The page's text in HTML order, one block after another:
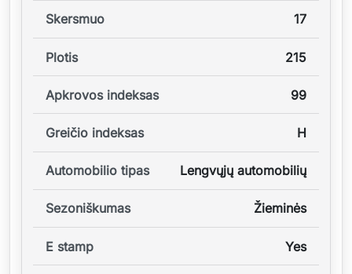
Skersmuo 17
Plotis 215
Apkrovos indeksas 99
Greičio indeksas H
Automobilio tipas Lengvųjų automobilių
Sezoniškumas Žieminės
E stamp Yes